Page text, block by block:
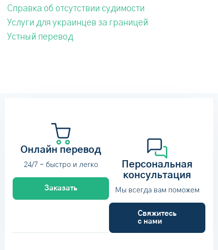
Справка об отсутствии судимости
Услуги для украинцев за границей
Устный перевод
Онлайн перевод
24/7 – быстро и легко
Заказать
Персональная
консультация
Мы всегда вам поможем
Свяжитесь
с нами